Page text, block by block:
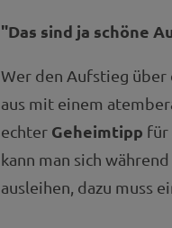
"Das sind ja schöne
Wer den Aufstieg
aus mit einem
echter Geheimtipp für
kann man sich
ausleihen, dazu muss